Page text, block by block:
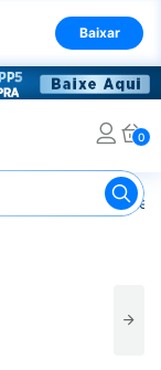
Baixar
0
Chocolate